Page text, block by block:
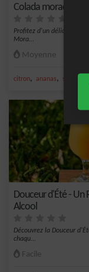
Colada morada
Profitez d'un délice sud-
Mora...
Moyenne
citron, ananas, sucre
Douceur d'Été - Un
Alcool
Découvrez la Douceur
chaqu...
Facile